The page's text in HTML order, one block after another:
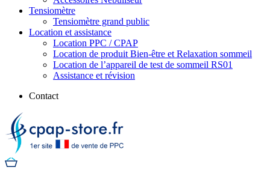
Tensiomètre
Tensiomètre grand public
Location et assistance
Location PPC / CPAP
Location de produit Bien-être et Relaxation sommeil
Location de l’appareil de test de sommeil RS01
Assistance et révision
Contact